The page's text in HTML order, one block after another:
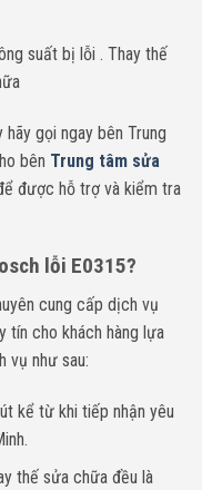
suất bị lỗi . Thay thế
gọi ngay bên Trung
bên Trung tâm sửa
được hỗ trợ và kiểm tra
lỗi E0315?
cung cấp dịch vụ
tín cho khách hàng lựa
vụ như sau:
kể từ khi tiếp nhận yêu
thế sửa chữa đều là